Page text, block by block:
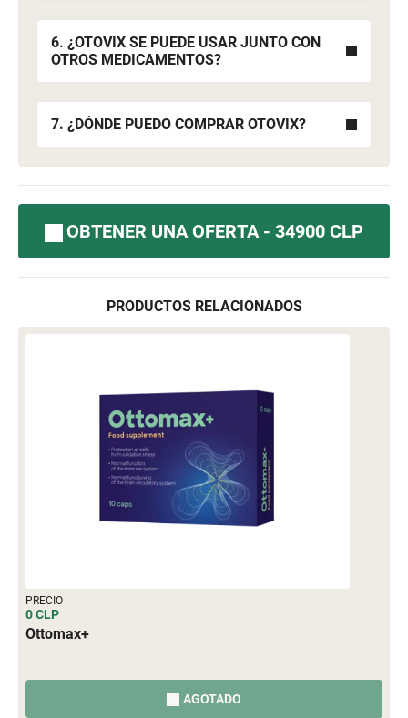
6. ¿OTOVIX SE PUEDE USAR JUNTO CON
OTROS MEDICAMENTOS?
7. ¿DÓNDE PUEDO COMPRAR OTOVIX?
OBTENER UNA OFERTA - 34900 CLP
PRODUCTOS RELACIONADOS
PRECIO
0 CLP
Ottomax+
AGOTADO